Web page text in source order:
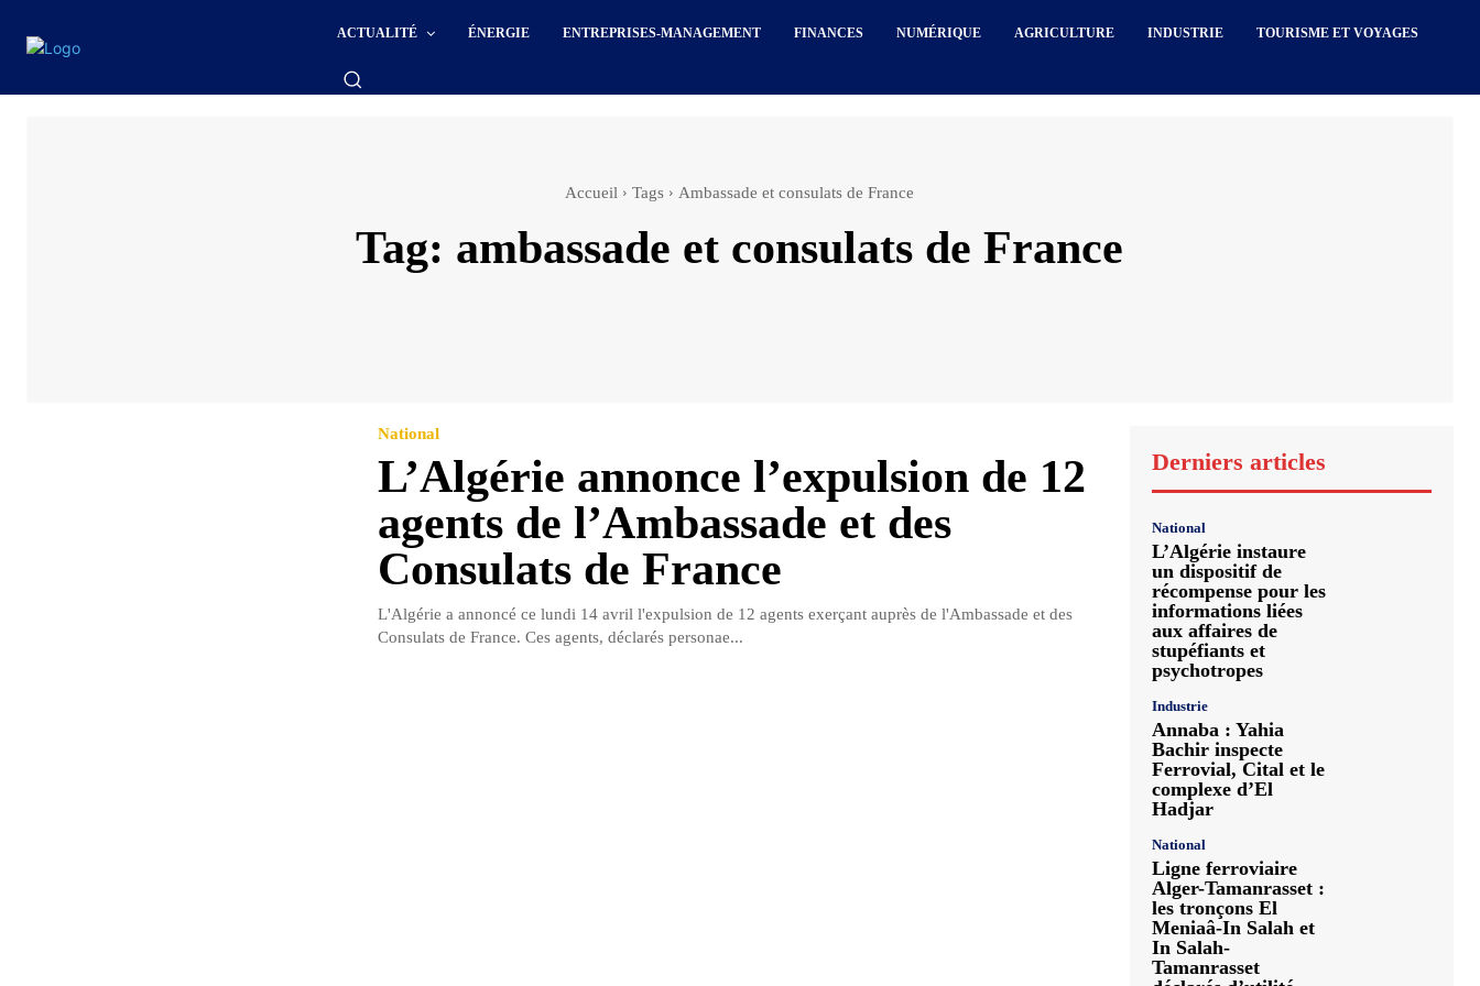
ACTUALITÉ ÉNERGIE ENTREPRISES-MANAGEMENT FINANCES NUMÉRIQUE AGRICULTURE INDUSTRIE TOURISME ET VOYAGES
Accueil Tags Ambassade et consulats de France
Tag: ambassade et consulats de France
National
L’Algérie annonce l’expulsion de 12
agents de l’Ambassade et des
Consulats de France
L'Algérie a annoncé ce lundi 14 avril l'expulsion de 12 agents exerçant auprès de l'Ambassade et des
Consulats de France. Ces agents, déclarés personae...
Derniers articles
National
L’Algérie instaure
un dispositif de
récompense pour les
informations liées
aux affaires de
stupéfiants et
psychotropes
Industrie
Annaba : Yahia
Bachir inspecte
Ferrovial, Cital et le
complexe d’El
Hadjar
National
Ligne ferroviaire
Alger-Tamanrasset :
les tronçons El
Meniaâ-In Salah et
In Salah-
Tamanrasset